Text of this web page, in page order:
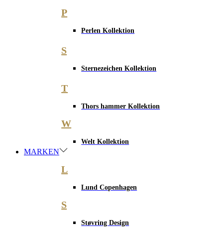
P
Perlen Kollektion
S
Sternezeichen Kollektion
T
Thors hammer Kollektion
W
Welt Kollektion
MARKEN
L
Lund Copenhagen
S
Støvring Design